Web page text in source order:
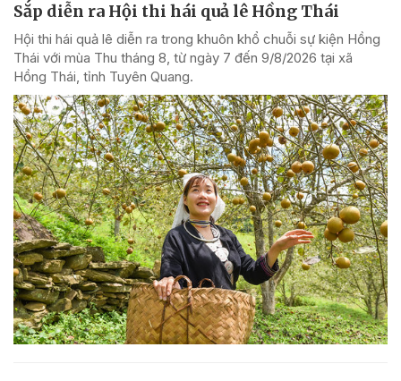
Sắp diễn ra Hội thi hái quả lê Hồng Thái
Hội thi hái quả lê diễn ra trong khuôn khổ chuỗi sự kiện Hồng
Thái với mùa Thu tháng 8, từ ngày 7 đến 9/8/2026 tại xã
Hồng Thái, tỉnh Tuyên Quang.